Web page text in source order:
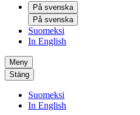
På svenska
På svenska
Suomeksi
In English
Meny
Stäng
Suomeksi
In English